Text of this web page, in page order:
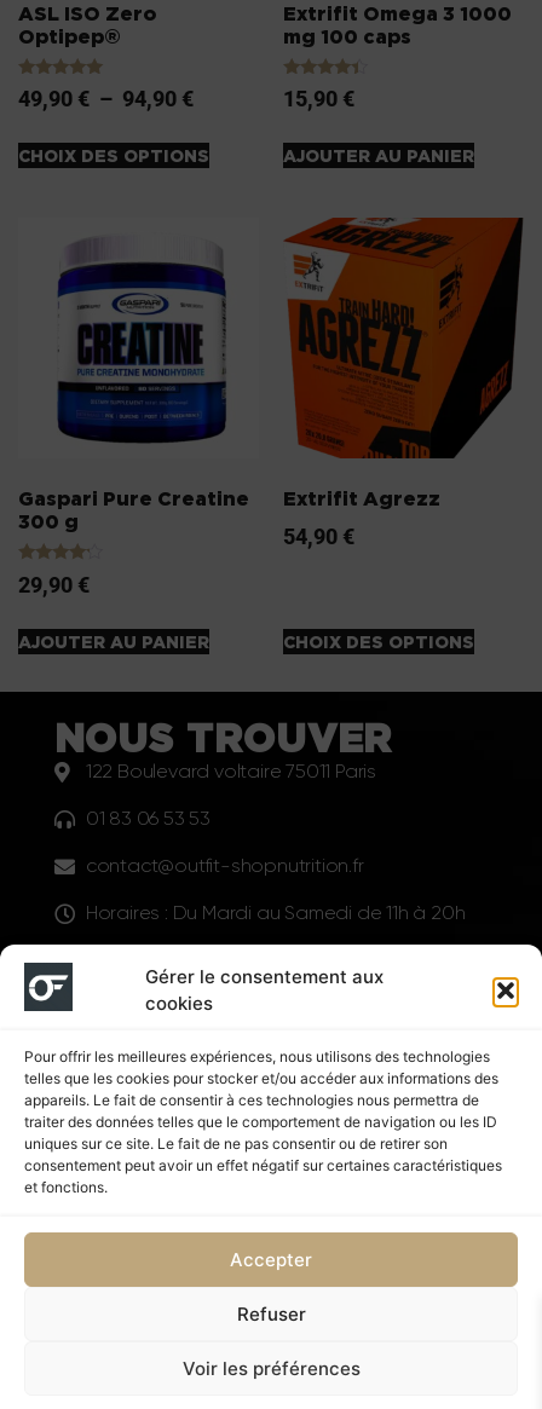
Gérer le consentement aux
cookies
Pour offrir les meilleures expériences, nous utilisons des technologies
telles que les cookies pour stocker et/ou accéder aux informations des
appareils. Le fait de consentir à ces technologies nous permettra de
traiter des données telles que le comportement de navigation ou les ID
uniques sur ce site. Le fait de ne pas consentir ou de retirer son
consentement peut avoir un effet négatif sur certaines caractéristiques
et fonctions.
Accepter
Refuser
Voir les préférences
ASL ISO Zero
Optipep®
Note
5.00
49,90 € – 94,90 €
CHOIX DES OPTIONS
Extrifit Omega 3 1000
mg 100 caps
Note
4.20
15,90 €
AJOUTER AU PANIER
Gaspari Pure Creatine
300 g
Note
4.00
29,90 €
AJOUTER AU PANIER
Extrifit Agrezz
54,90 €
CHOIX DES OPTIONS
NOUS TROUVER
122 Boulevard voltaire 75011 Paris
01 83 06 53 53
contact@outfit-shopnutrition.fr
Horaires : Du Mardi au Samedi de 11h à 20h
LIENS UTILES
Suivez nous